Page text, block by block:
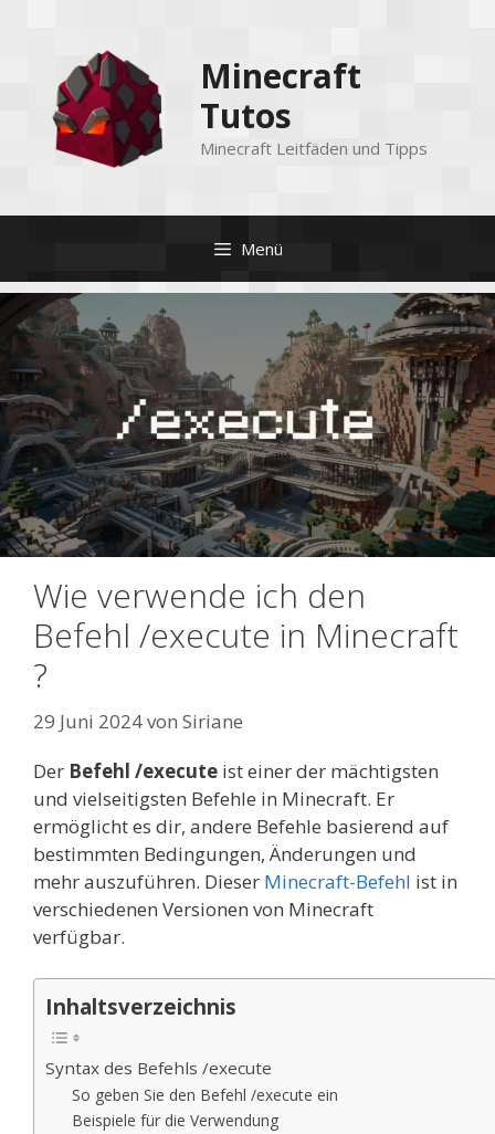
springen
Minecraft
Tutos
Minecraft Leitfäden und Tipps
Menü
Wie verwende ich den
Befehl /execute in Minecraft
?
29 Juni 2024von Siriane
Der Befehl /execute ist einer der mächtigsten
und vielseitigsten Befehle in Minecraft. Er
ermöglicht es dir, andere Befehle basierend auf
bestimmten Bedingungen, Änderungen und
mehr auszuführen. Dieser Minecraft-Befehl ist in
verschiedenen Versionen von Minecraft
verfügbar.
Inhaltsverzeichnis
Syntax des Befehls /execute
So geben Sie den Befehl /execute ein
Beispiele für die Verwendung